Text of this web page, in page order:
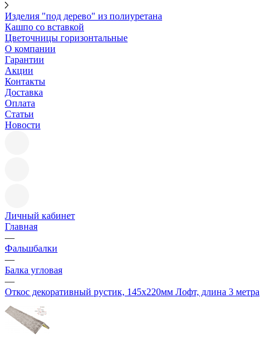
Изделия "под дерево" из полиуретана
Кашпо со вставкой
Цветочницы горизонтальные
О компании
Гарантии
Акции
Контакты
Доставка
Оплата
Статьи
Новости
Личный кабинет
Главная
—
Фальшбалки
—
Балка угловая
—
Откос декоративный рустик, 145х220мм Лофт, длина 3 метра